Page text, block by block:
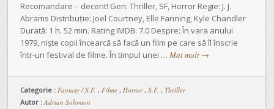
Recomandare – decent! Gen: Thriller, SF, Horror Regie: J. J.
Abrams Distribuție: Joel Courtney, Elle Fanning, Kyle Chandler
Durată: 1 h. 52 min. Rating IMDB: 7.0 Despre: În vara anului
1979, niște copii încearcă să facă un film pe care să îl înscrie
într-un festival de filme. În timpul unei … Mai mult →
Categorie : Fantasy / S.F. , Filme , Horror, S.F. , Thriller
Autor : Adrian Solomon